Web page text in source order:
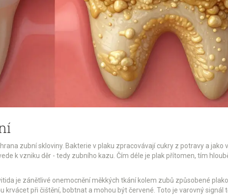
zubní skloviny. Bakterie v plaku zpracovávají cukry z potravy a jako
k vzniku děr - tedy zubního kazu. Čím déle je plak přítomen, tím
je zánětlivé onemocnění měkkých tkání kolem zubů způsobené
krvácet při čištění, bobtnat a mohou být červené. Toto je varovný signál